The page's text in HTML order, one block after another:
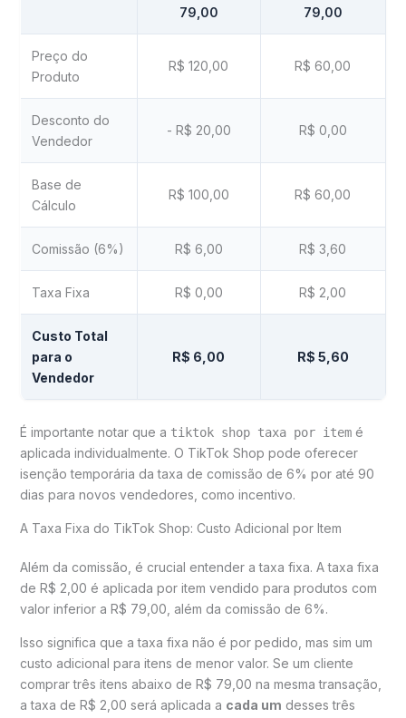
79,00
79,00
Preço do
Produto
R$ 120,00 R$ 60,00
Desconto do
Vendedor
- R$ 20,00 R$ 0,00
Base de
Cálculo
R$ 100,00 R$ 60,00
Comissão (6%) R$ 6,00 R$ 3,60
Taxa Fixa R$ 0,00 R$ 2,00
Custo Total
para o
Vendedor
R$ 6,00 R$ 5,60
É importante notar que a tiktok shop taxa por itemé
aplicada individualmente. O TikTok Shop pode oferecer
isenção temporária da taxa de comissão de 6% por até 90
dias para novos vendedores, como incentivo.
A Taxa Fixa do TikTok Shop: Custo Adicional por Item
Além da comissão, é crucial entender a taxa fixa. A taxa fixa
de R$ 2,00 é aplicada por item vendido para produtos com
valor inferior a R$ 79,00, além da comissão de 6%.
Isso significa que a taxa fixa não é por pedido, mas sim um
custo adicional para itens de menor valor. Se um cliente
comprar três itens abaixo de R$ 79,00 na mesma transação,
a taxa de R$ 2,00 será aplicada a cada um desses três